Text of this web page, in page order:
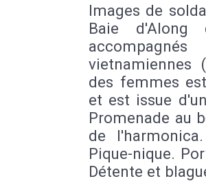
Images de
Baie
vietnamiennes
des femmes
et est issue
Promenade au
de
Pique-nique.
Détente et